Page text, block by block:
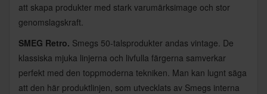
att skapa produkter med stark varumärksimage och stor
genomslagskraft.
SMEG Retro. Smegs 50-talsprodukter andas vintage. De
klassiska mjuka linjerna och livfulla färgerna samverkar
perfekt med den toppmoderna tekniken. Man kan lugnt säga
att den här produktlinjen, som utvecklats av Smegs interna